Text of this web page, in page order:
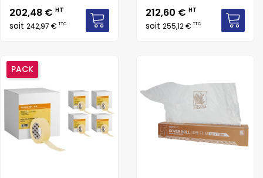
Prix
202,48 € HT
soit 242,97 €TTC
Prix
212,60 € HT
soit 255,12 €TTC
PACK